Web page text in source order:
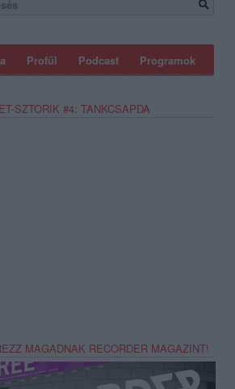
Profül Podcast Programok
SZTORIK #4: TANKCSAPDA
MAGADNAK RECORDER MAGAZINT!